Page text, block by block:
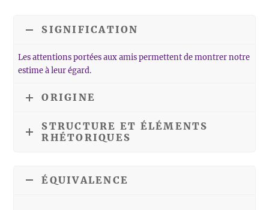
SIGNIFICATION
Les attentions portées aux amis permettent de montrer notre
estime à leur égard.
ORIGINE
STRUCTURE ET ÉLÉMENTS
RHÉTORIQUES
ÉQUIVALENCE